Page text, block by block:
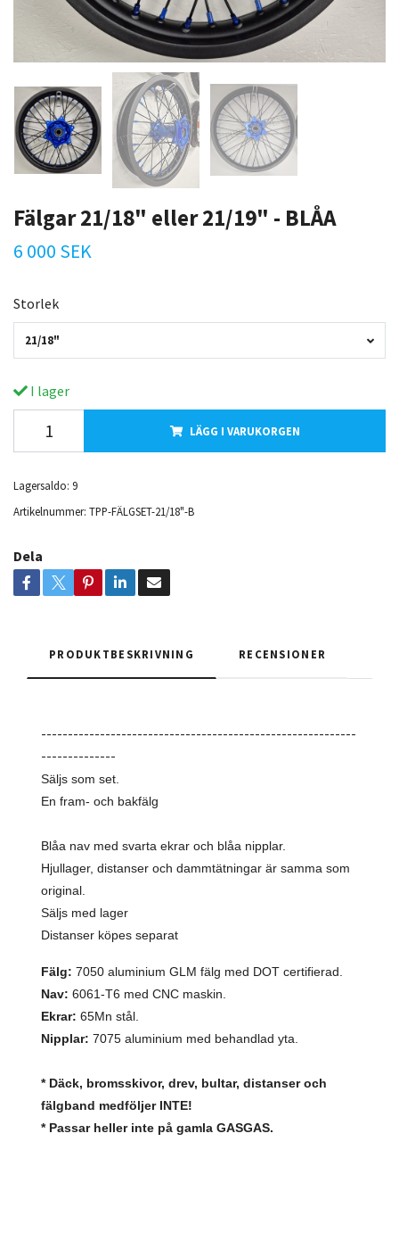
Fälgar 21/18" eller 21/19" - BLÅA
6 000 SEK
Storlek
21/18"
I lager
LÄGG I VARUKORGEN
Lagersaldo: 9
Artikelnummer: TPP-FÄLGSET-21/18"-B
Dela
PRODUKTBESKRIVNING RECENSIONER
-----------------------------------------------------------
--------------
Säljs som set.
En fram- och bakfälg
Blåa nav med svarta ekrar och blåa nipplar.
Hjullager, distanser och dammtätningar är samma som
original.
Säljs med lager
Distanser köpes separat
Fälg: 7050 aluminium GLM fälg med DOT certifierad.
Nav: 6061-T6 med CNC maskin.
Ekrar: 65Mn stål.
Nipplar: 7075 aluminium med behandlad yta.
* Däck, bromsskivor, drev, bultar, distanser och
fälgband medföljer INTE!
* Passar heller inte på gamla GASGAS.